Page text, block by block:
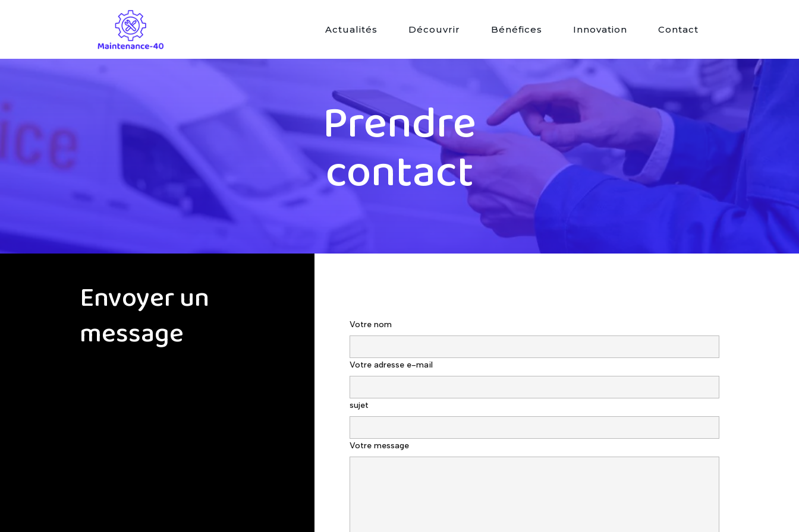
Actualités Découvrir Bénéfices Innovation Contact
Prendre
contact
Envoyer un
message Votre nom
Votre adresse e-mail
sujet
Votre message